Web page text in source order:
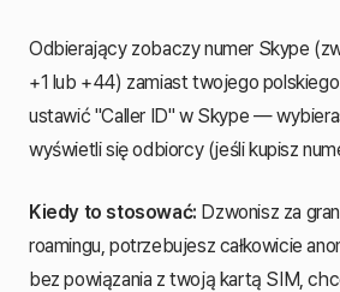
Odbierający zobaczy numer Skype
+1 lub +44) zamiast twojego
ustawić "Caller ID" w Skype —
wyświetli się odbiorcy (jeśli kupisz
Kiedy to stosować: Dzwonisz za
roamingu, potrzebujesz całkowicie
bez powiązania z twoją kartą SIM,